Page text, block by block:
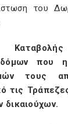
του
τους
τις
δικαιούχων.